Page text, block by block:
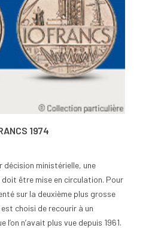
1974
décision ministérielle, une
doit être mise en circulation. Pour
sur la deuxième plus grosse
choisi de recourir à un
n’avait plus vue depuis 1961.